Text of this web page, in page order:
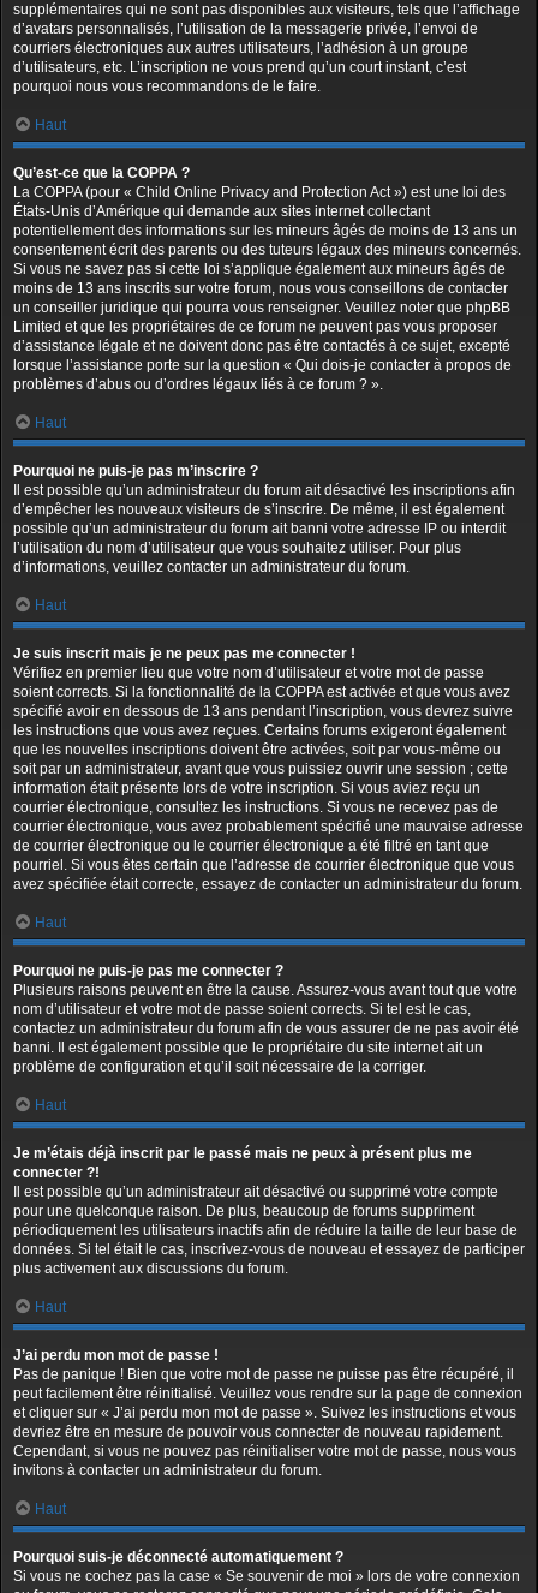
supplémentaires qui ne sont pas disponibles aux visiteurs, tels que l’affichage
d’avatars personnalisés, l’utilisation de la messagerie privée, l’envoi de
courriers électroniques aux autres utilisateurs, l’adhésion à un groupe
d’utilisateurs, etc. L’inscription ne vous prend qu’un court instant, c’est
pourquoi nous vous recommandons de le faire.
Haut
Qu’est-ce que la COPPA ?
La COPPA (pour « Child Online Privacy and Protection Act ») est une loi des
États-Unis d’Amérique qui demande aux sites internet collectant
potentiellement des informations sur les mineurs âgés de moins de 13 ans un
consentement écrit des parents ou des tuteurs légaux des mineurs concernés.
Si vous ne savez pas si cette loi s’applique également aux mineurs âgés de
moins de 13 ans inscrits sur votre forum, nous vous conseillons de contacter
un conseiller juridique qui pourra vous renseigner. Veuillez noter que phpBB
Limited et que les propriétaires de ce forum ne peuvent pas vous proposer
d’assistance légale et ne doivent donc pas être contactés à ce sujet, excepté
lorsque l’assistance porte sur la question « Qui dois-je contacter à propos de
problèmes d’abus ou d’ordres légaux liés à ce forum ? ».
Haut
Pourquoi ne puis-je pas m’inscrire ?
Il est possible qu’un administrateur du forum ait désactivé les inscriptions afin
d’empêcher les nouveaux visiteurs de s’inscrire. De même, il est également
possible qu’un administrateur du forum ait banni votre adresse IP ou interdit
l’utilisation du nom d’utilisateur que vous souhaitez utiliser. Pour plus
d’informations, veuillez contacter un administrateur du forum.
Haut
Je suis inscrit mais je ne peux pas me connecter !
Vérifiez en premier lieu que votre nom d’utilisateur et votre mot de passe
soient corrects. Si la fonctionnalité de la COPPA est activée et que vous avez
spécifié avoir en dessous de 13 ans pendant l’inscription, vous devrez suivre
les instructions que vous avez reçues. Certains forums exigeront également
que les nouvelles inscriptions doivent être activées, soit par vous-même ou
soit par un administrateur, avant que vous puissiez ouvrir une session ; cette
information était présente lors de votre inscription. Si vous aviez reçu un
courrier électronique, consultez les instructions. Si vous ne recevez pas de
courrier électronique, vous avez probablement spécifié une mauvaise adresse
de courrier électronique ou le courrier électronique a été filtré en tant que
pourriel. Si vous êtes certain que l’adresse de courrier électronique que vous
avez spécifiée était correcte, essayez de contacter un administrateur du forum.
Haut
Pourquoi ne puis-je pas me connecter ?
Plusieurs raisons peuvent en être la cause. Assurez-vous avant tout que votre
nom d’utilisateur et votre mot de passe soient corrects. Si tel est le cas,
contactez un administrateur du forum afin de vous assurer de ne pas avoir été
banni. Il est également possible que le propriétaire du site internet ait un
problème de configuration et qu’il soit nécessaire de la corriger.
Haut
Je m’étais déjà inscrit par le passé mais ne peux à présent plus me
connecter ?!
Il est possible qu’un administrateur ait désactivé ou supprimé votre compte
pour une quelconque raison. De plus, beaucoup de forums suppriment
périodiquement les utilisateurs inactifs afin de réduire la taille de leur base de
données. Si tel était le cas, inscrivez-vous de nouveau et essayez de participer
plus activement aux discussions du forum.
Haut
J’ai perdu mon mot de passe !
Pas de panique ! Bien que votre mot de passe ne puisse pas être récupéré, il
peut facilement être réinitialisé. Veuillez vous rendre sur la page de connexion
et cliquer sur « J’ai perdu mon mot de passe ». Suivez les instructions et vous
devriez être en mesure de pouvoir vous connecter de nouveau rapidement.
Cependant, si vous ne pouvez pas réinitialiser votre mot de passe, nous vous
invitons à contacter un administrateur du forum.
Haut
Pourquoi suis-je déconnecté automatiquement ?
Si vous ne cochez pas la case « Se souvenir de moi » lors de votre connexion